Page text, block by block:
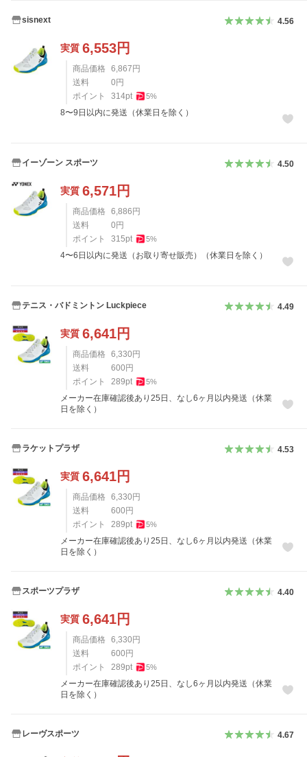
sisnext 4.56
実質 6,553円
商品価格 6,867円
送料
0円
ポイント
314pt 5%
8〜9日以内に発送（休業日を除く）
イーゾーン スポーツ 4.50
実質 6,571円
商品価格 6,886円
送料
0円
ポイント
315pt 5%
4〜6日以内に発送（お取り寄せ販売）（休業日を除く）
テニス・バドミントン Luckpiece 4.49
実質 6,641円
商品価格 6,330円
送料
600円
ポイント
289pt 5%
メーカー在庫確認後あり25日、なし6ヶ月以内発送（休業
日を除く）
ラケットプラザ 4.53
実質 6,641円
商品価格 6,330円
送料
600円
ポイント
289pt 5%
メーカー在庫確認後あり25日、なし6ヶ月以内発送（休業
日を除く）
スポーツプラザ 4.40
実質 6,641円
商品価格 6,330円
送料
600円
ポイント
289pt 5%
メーカー在庫確認後あり25日、なし6ヶ月以内発送（休業
日を除く）
レーヴスポーツ 4.67